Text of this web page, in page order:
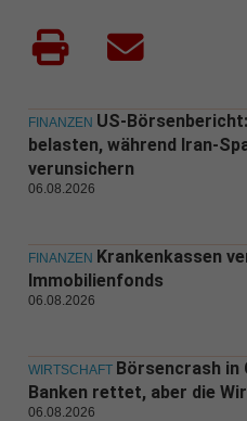
FINANZEN US-
belasten, während Iran-
verunsichern
06.08.2026
FINANZEN Krankenkassen
Immobilienfonds
06.08.2026
WIRTSCHAFT Börsencrash in
Banken rettet, aber die
06.08.2026